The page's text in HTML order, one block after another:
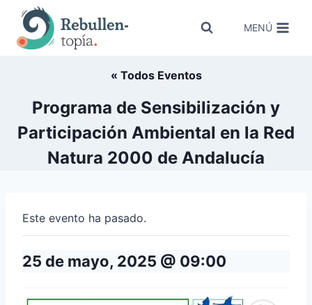
Saltar
contenido
MENÚ
« Todos Eventos
Programa de Sensibilización y
Participación Ambiental en la Red
Natura 2000 de Andalucía
Este evento ha pasado.
25 de mayo, 2025 @ 09:00